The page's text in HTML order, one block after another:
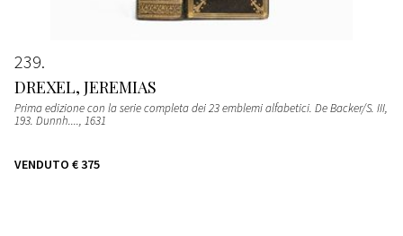
239
DREXEL, JEREMIAS
Prima edizione con la serie completa dei 23 emblemi alfabetici. De Backer/S. III,
193. Dunnh...., 1631
VENDUTO € 375